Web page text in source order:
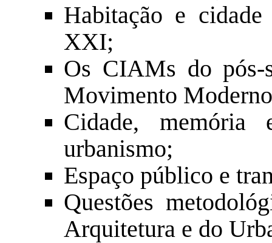
Habitação e
XXI;
Os CIAMs do pós-
Movimento
Cidade,
urbanismo;
Espaço público e
Questões
Arquitetura e do